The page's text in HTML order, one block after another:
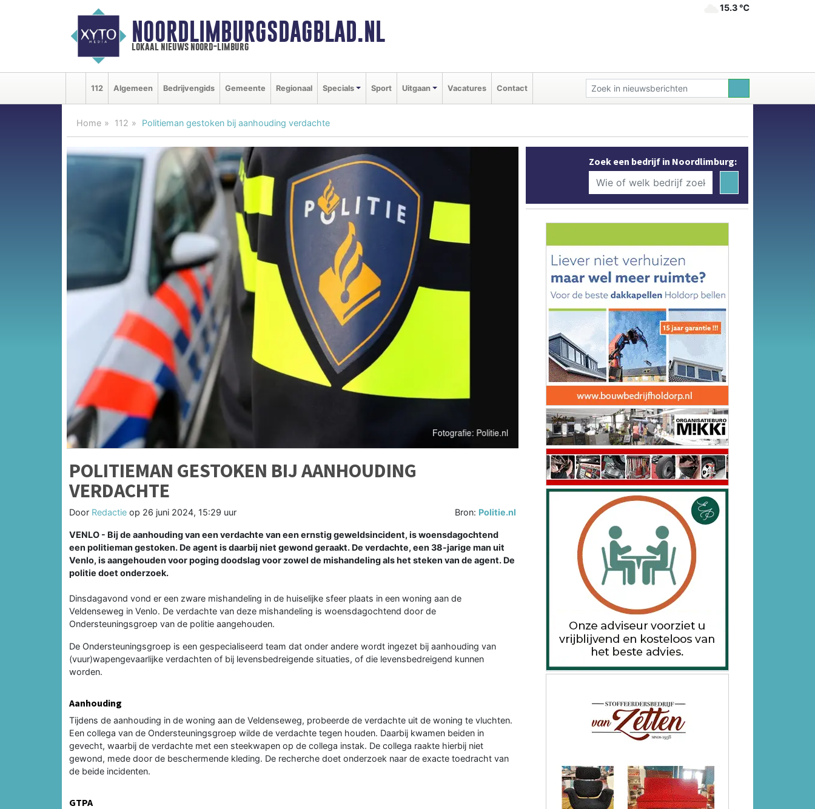
NOORDLIMBURGSDAGBLAD.NL
lokaal nieuws noord-limburg
15.3 ℃
112 Algemeen Bedrijvengids Gemeente Regionaal Specials Sport Uitgaan Vacatures Contact
Home 112 Politieman gestoken bij aanhouding verdachte
POLITIEMAN GESTOKEN BIJ AANHOUDING
VERDACHTE
Door Redactie op 26 juni 2024, 15:29 uur Bron: Politie.nl
VENLO - Bij de aanhouding van een verdachte van een ernstig geweldsincident, is woensdagochtend
een politieman gestoken. De agent is daarbij niet gewond geraakt. De verdachte, een 38-jarige man uit
Venlo, is aangehouden voor poging doodslag voor zowel de mishandeling als het steken van de agent. De
politie doet onderzoek.
Dinsdagavond vond er een zware mishandeling in de huiselijke sfeer plaats in een woning aan de
Veldenseweg in Venlo. De verdachte van deze mishandeling is woensdagochtend door de
Ondersteuningsgroep van de politie aangehouden.
De Ondersteuningsgroep is een gespecialiseerd team dat onder andere wordt ingezet bij aanhouding van
(vuur)wapengevaarlijke verdachten of bij levensbedreigende situaties, of die levensbedreigend kunnen
worden.
Aanhouding
Tijdens de aanhouding in de woning aan de Veldenseweg, probeerde de verdachte uit de woning te vluchten.
Een collega van de Ondersteuningsgroep wilde de verdachte tegen houden. Daarbij kwamen beiden in
gevecht, waarbij de verdachte met een steekwapen op de collega instak. De collega raakte hierbij niet
gewond, mede door de beschermende kleding. De recherche doet onderzoek naar de exacte toedracht van
de beide incidenten.
GTPA
Zoek een bedrijf in Noordlimburg: